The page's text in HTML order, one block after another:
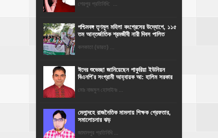
শেরপুর প্রতিনিধি: ...
পশ্চিমবঙ্গ তৃণমূল মহিলা কংগ্রেসের উদ্যোগে, ১১৫
তম আন্তর্জাতিক শ্রমজীবী নারী দিবস পালিত
কলকাতা (ভারত) ...
ঈদের শুভেচ্ছা জানিয়েছেন পাকুরিয়া ইউনিয়ন
বিএনপি'র সংগ্রামী আহ্বায়ক আ: হালিম সরকার
মোঃ নাজমুল হোসাইনঃ ...
মেলান্দহে রাজনৈতিক মামলায় শিক্ষক গ্রেফতার,
সমালোচনার ঝড়
জামালপুর প্রতিনিধি ...